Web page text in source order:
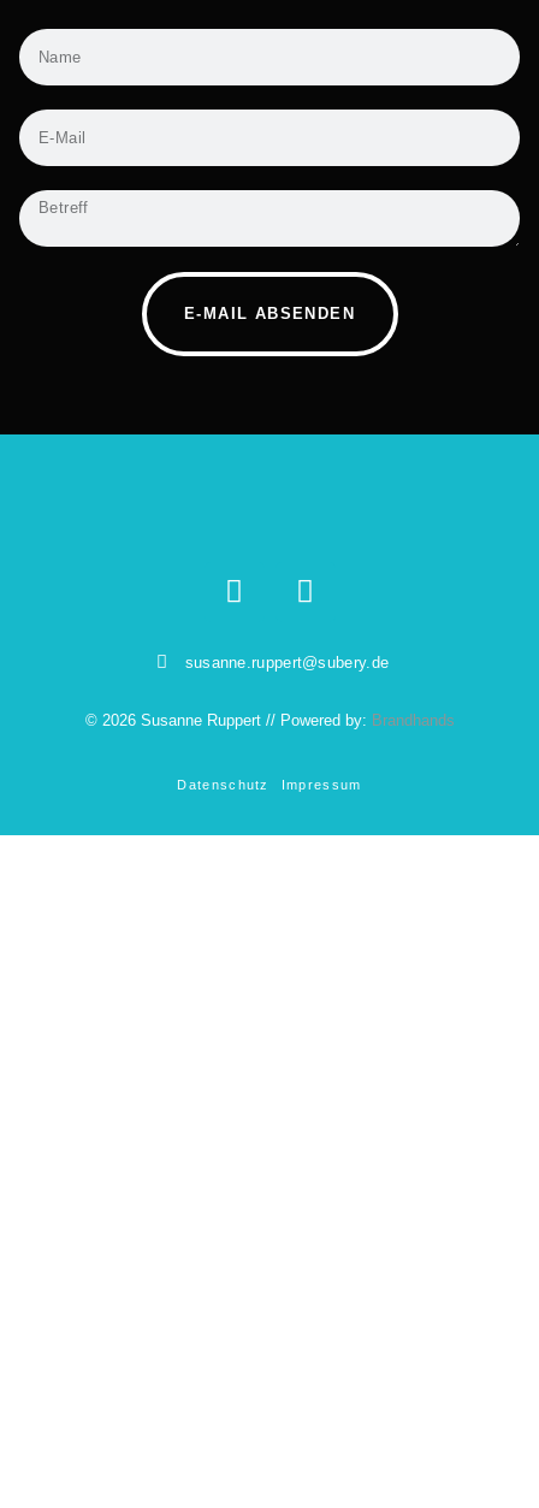
E-MAIL ABSENDEN
susanne.ruppert@subery.de
© 2026 Susanne Ruppert // Powered by: Brandhands
Datenschutz Impressum